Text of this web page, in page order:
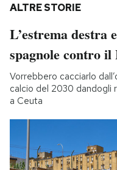
ALTRE STORIE
L’estrema destra
spagnole contro
Vorrebbero cacciarlo
calcio del 2030 dandogli
a Ceuta